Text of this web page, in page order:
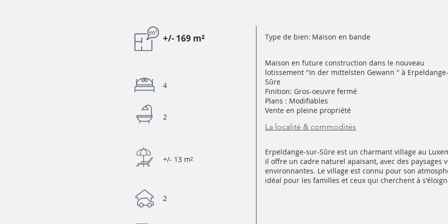
+/- 169 m²
4
2
+/- 13 m²
2
Maison en bande
Maison en future construction dans le nouveau
lotissement "In der mittelsten Gewann " à
Sûre
Finition: Gros-oeuvre fermé
Plans : Modifiables
Vente en pleine propriété
Type de bien:
La localité & commodités
Erpeldange-sur-Sûre est un charmant village au
il offre un cadre naturel apaisant, avec des paysages
environnantes. Le village est connu pour son
idéal pour les familles et ceux qui cherchent à